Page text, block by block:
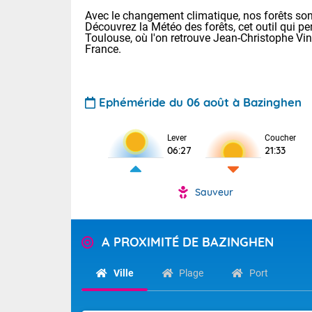
Avec le changement climatique, nos forêts
Découvrez la Météo des forêts, cet outil qui
Toulouse, où l'on retrouve Jean-Christophe
France.
Ephéméride du 06 août à Bazinghen
Lever
06:27
Coucher
21:33
Sauveur
A PROXIMITÉ DE BAZINGHEN
Ville Plage Port
Voici les
Lyon : 33
25 Nancy :
30 Lille : 24
(84). Sur le
de journée,
Sur les